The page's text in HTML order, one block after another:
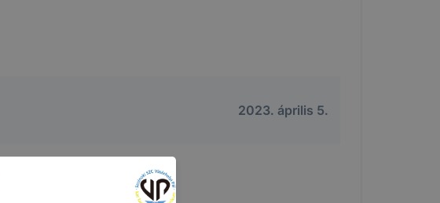
2023. április 5.